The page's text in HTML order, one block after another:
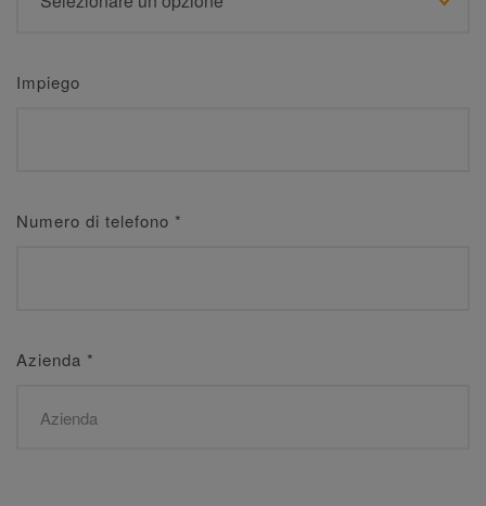
Impiego
Numero di telefono *
Azienda *